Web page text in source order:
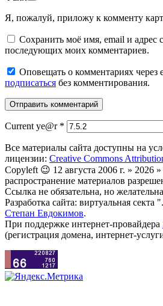
Я, пожалуй, приложу к комменту
Сохранить моё имя, email и адрес
последующих моих комментариев.
Оповещать о комментариях
подписаться без комментирования.
Current ye@r *
Все материалы сайта доступны на
лицензии: Creative Commons
Copyleft 😉 12 августа 2006 г. » 2026
распространение материалов
Ссылка не обязательна, но
Разработка сайта: виртуальная
Степан Евдокимов.
При поддержке интернет-провайдера
(регистрация домена, интернет-